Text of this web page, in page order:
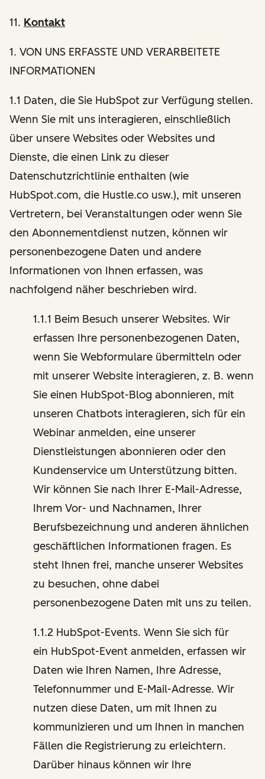
11. Kontakt
1. VON UNS ERFASSTE UND VERARBEITETE
INFORMATIONEN
1.1 Daten, die Sie HubSpot zur Verfügung stellen.
Wenn Sie mit uns interagieren, einschließlich
über unsere Websites oder Websites und
Dienste, die einen Link zu dieser
Datenschutzrichtlinie enthalten (wie
HubSpot.com, die Hustle.co usw.), mit unseren
Vertretern, bei Veranstaltungen oder wenn Sie
den Abonnementdienst nutzen, können wir
personenbezogene Daten und andere
Informationen von Ihnen erfassen, was
nachfolgend näher beschrieben wird.
1.1.1 Beim Besuch unserer Websites. Wir
erfassen Ihre personenbezogenen Daten,
wenn Sie Webformulare übermitteln oder
mit unserer Website interagieren, z. B. wenn
Sie einen HubSpot-Blog abonnieren, mit
unseren Chatbots interagieren, sich für ein
Webinar anmelden, eine unserer
Dienstleistungen abonnieren oder den
Kundenservice um Unterstützung bitten.
Wir können Sie nach Ihrer E-Mail-Adresse,
Ihrem Vor- und Nachnamen, Ihrer
Berufsbezeichnung und anderen ähnlichen
geschäftlichen Informationen fragen. Es
steht Ihnen frei, manche unserer Websites
zu besuchen, ohne dabei
personenbezogene Daten mit uns zu teilen.
1.1.2 HubSpot-Events. Wenn Sie sich für
ein HubSpot-Event anmelden, erfassen wir
Daten wie Ihren Namen, Ihre Adresse,
Telefonnummer und E-Mail-Adresse. Wir
nutzen diese Daten, um mit Ihnen zu
kommunizieren und um Ihnen in manchen
Fällen die Registrierung zu erleichtern.
Darüber hinaus können wir Ihre